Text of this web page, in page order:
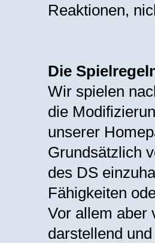
Reaktionen,
Die
Wir spielen
die
unserer
Grundsätzlich
des DS
Fähigkeiten
Vor allem aber
darstellend